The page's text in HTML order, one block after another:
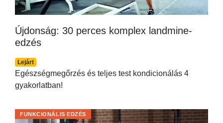
Újdonság: 30 perces komplex landmine-
edzés
Lejárt
Egészségmegőrzés és teljes test kondicionálás 4
gyakorlatban!
FUNKCIONÁLIS EDZÉS